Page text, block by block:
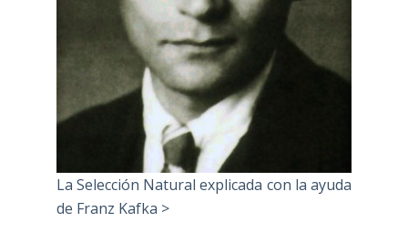
La Selección Natural explicada con la ayuda
de Franz Kafka >